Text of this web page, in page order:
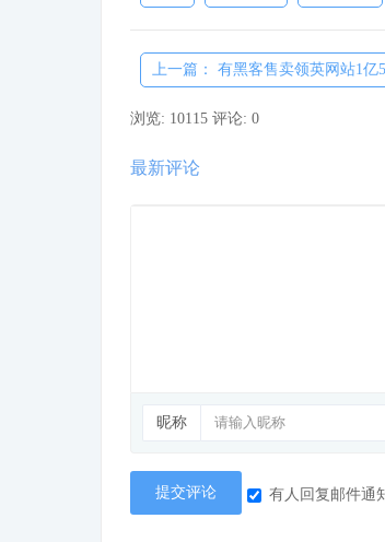
上一篇： 有黑客售卖领英网
浏览: 10115 评论: 0
最新评论
昵称
提交评论 有人回复邮件通